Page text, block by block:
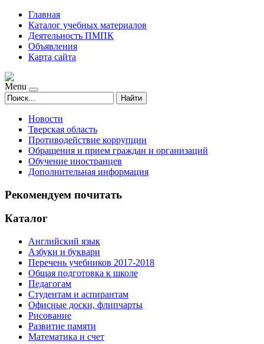
Главная
Каталог учебных материалов
Деятельность ПМПК
Объявления
Карта сайта
Menu
Найти
Новости
Тверская область
Противодействие коррупции
Обращения и прием граждан и организаций
Обучение иностранцев
Дополнительная информация
Рекомендуем почитать
Каталог
Английский язык
Азбуки и буквари
Перечень учебников 2017-2018
Общая подготовка к школе
Педагогам
Студентам и аспирантам
Офисные доски, флипчарты
Рисование
Развитие памяти
Математика и счет